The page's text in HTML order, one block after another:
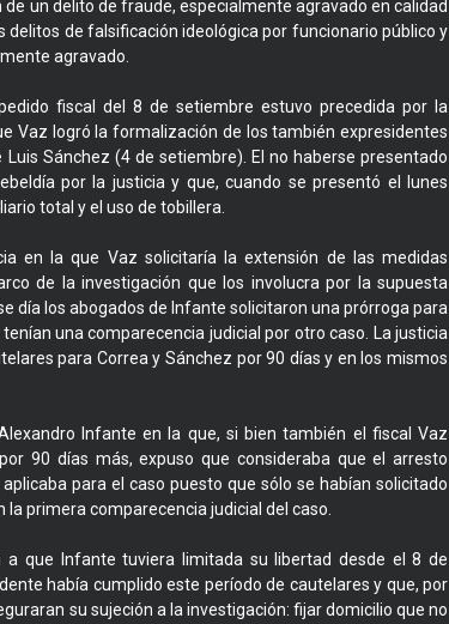
un delito de fraude, especialmente agravado en calidad
delitos de falsificación ideológica por funcionario público y
agravado.
fiscal del 8 de setiembre estuvo precedida por la
Vaz logró la formalización de los también expresidentes
Sánchez (4 de setiembre). El no haberse presentado
por la justicia y que, cuando se presentó el lunes
total y el uso de tobillera.
en la que Vaz solicitaría la extensión de las medidas
de la investigación que los involucra por la supuesta
día los abogados de Infante solicitaron una prórroga para
una comparecencia judicial por otro caso. La justicia
para Correa y Sánchez por 90 días y en los mismos
Infante en la que, si bien también el fiscal Vaz
90 días más, expuso que consideraba que el arresto
para el caso puesto que sólo se habían solicitado
primera comparecencia judicial del caso.
a que Infante tuviera limitada su libertad desde el 8 de
había cumplido este período de cautelares y que, por
su sujeción a la investigación: fijar domicilio que no